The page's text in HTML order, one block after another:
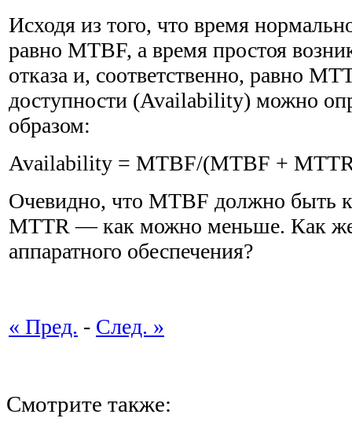
Исходя из того, что время
равно MTBF, а время простоя
отказа и, соответственно, равно
доступности (Availability) можно
образом:
Availability = MTBF/(MTBF +
Очевидно, что MTBF должно быть
MTTR — как можно меньше. Как же
аппаратного обеспечения?
« Пред. - След. »
Смотрите также: